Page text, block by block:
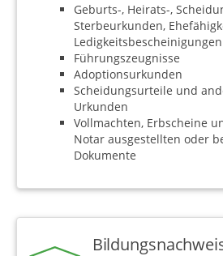
Geburts-, Heirats-,
Sterbeurkunden,
Ledigkeitsbescheinigungen
Führungszeugnisse
Adoptionsurkunden
Scheidungsurteile und
Urkunden
Vollmachten, Erbscheine
Notar ausgestellten oder
Dokumente